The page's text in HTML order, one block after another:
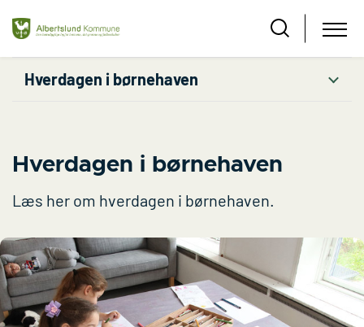
Hverdagen i børnehaven
Hverdagen i børnehaven
Læs her om hverdagen i børnehaven.